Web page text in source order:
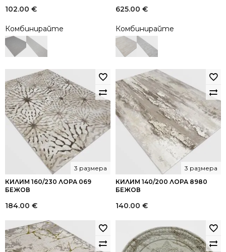
102.00 €
Комбинирайте
625.00 €
Комбинирайте
КИЛИМ 160/230 ЛОРА 069
БЕЖОВ
3 размера
184.00 €
КИЛИМ 140/200 ЛОРА 8980
БЕЖОВ
3 размера
140.00 €